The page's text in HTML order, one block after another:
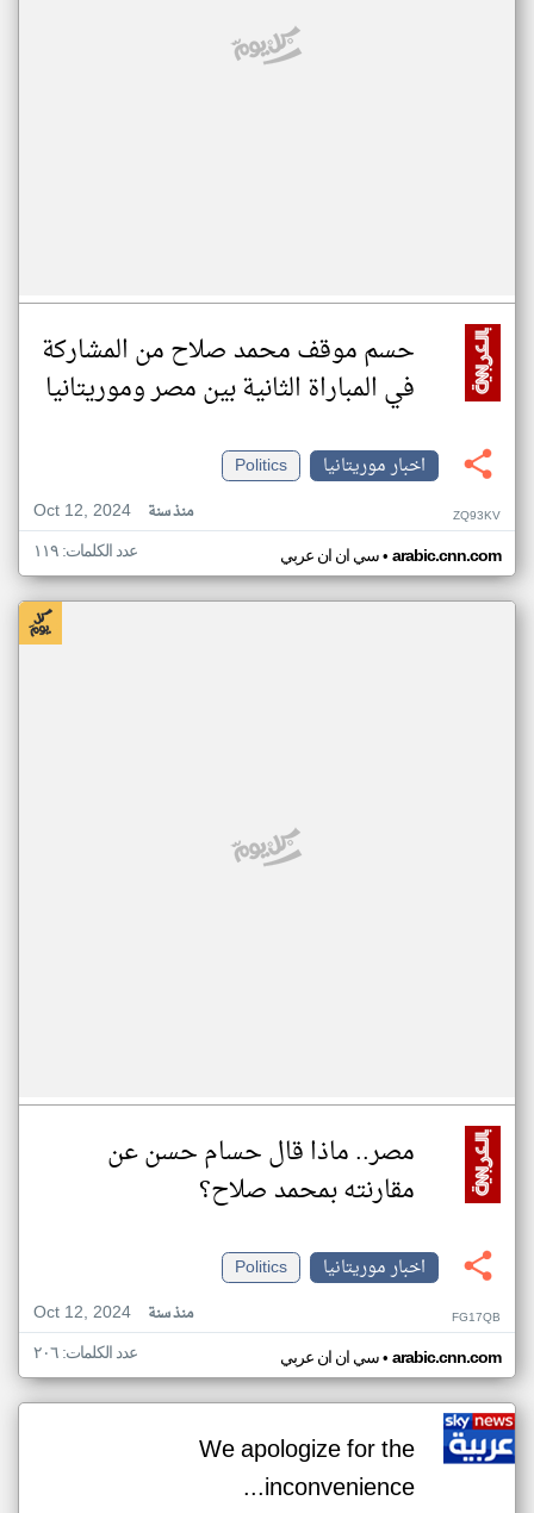
حسم موقف محمد صلاح من المشاركة
في المباراة الثانية بين مصر وموريتانيا
اخبار موريتانيا
Politics
Oct 12, 2024
منذ سنة ZQ93KV
سي ان ان عربي• arabic.cnn.com عدد الكلمات: ١١٩
مصر.. ماذا قال حسام حسن عن
مقارنته بمحمد صلاح؟
اخبار موريتانيا
Politics
Oct 12, 2024
منذ سنة FG17QB
سي ان ان عربي• arabic.cnn.com عدد الكلمات: ٢٠٦
We apologize for the
inconvenience...